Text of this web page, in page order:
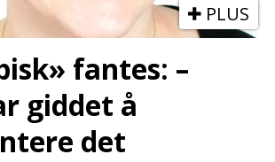
PLUS
fantes: –
giddet å
det